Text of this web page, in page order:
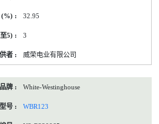
32.95
3
威荣电业有限公司
White-Westinghouse
WBR123